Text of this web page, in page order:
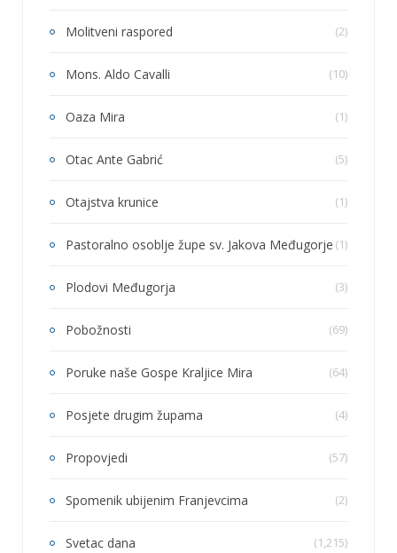
Molitveni raspored (2)
Mons. Aldo Cavalli (10)
Oaza Mira (1)
Otac Ante Gabrić (5)
Otajstva krunice (1)
Pastoralno osoblje župe sv. Jakova Međugorje (1)
Plodovi Međugorja (3)
Pobožnosti (69)
Poruke naše Gospe Kraljice Mira (64)
Posjete drugim župama (4)
Propovjedi (57)
Spomenik ubijenim Franjevcima (2)
Svetac dana (1,215)